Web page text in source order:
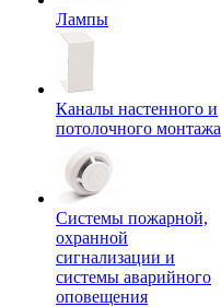
Лампы
Каналы настенного и
потолочного монтажа
Системы пожарной,
охранной
сигнализации и
системы аварийного
оповещения